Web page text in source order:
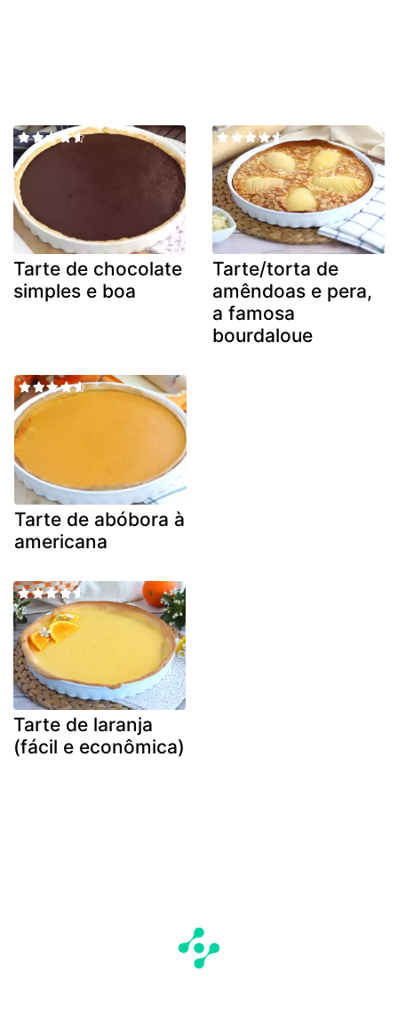
Tarte de chocolate
simples e boa
Tarte/torta de
amêndoas e pera,
a famosa
bourdaloue
Tarte de abóbora à
americana
Tarte de laranja
(fácil e econômica)